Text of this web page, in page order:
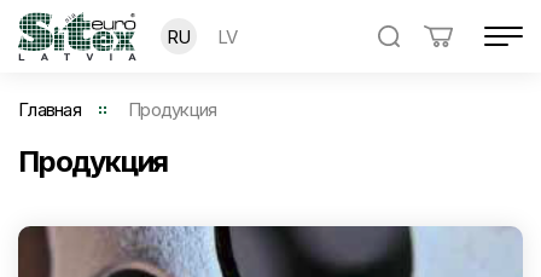
RU LV
Главная Продукция
Продукция